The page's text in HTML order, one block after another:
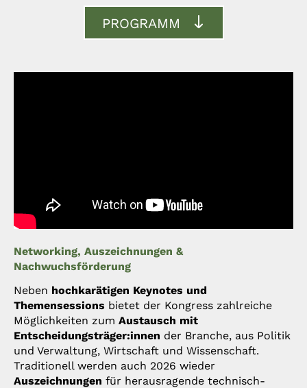
PROGRAMM
Networking, Auszeichnungen &
Nachwuchsförderung
Neben hochkarätigen Keynotes und
Themensessions bietet der Kongress zahlreiche
Möglichkeiten zum Austausch mit
Entscheidungsträger:innen der Branche, aus Politik
und Verwaltung, Wirtschaft und Wissenschaft.
Traditionell werden auch 2026 wieder
Auszeichnungen für herausragende technisch-